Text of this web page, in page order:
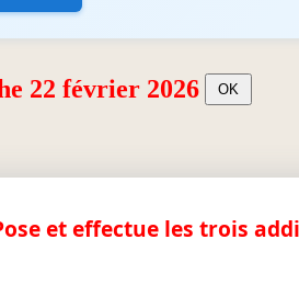
22 février 2026
et effectue les trois